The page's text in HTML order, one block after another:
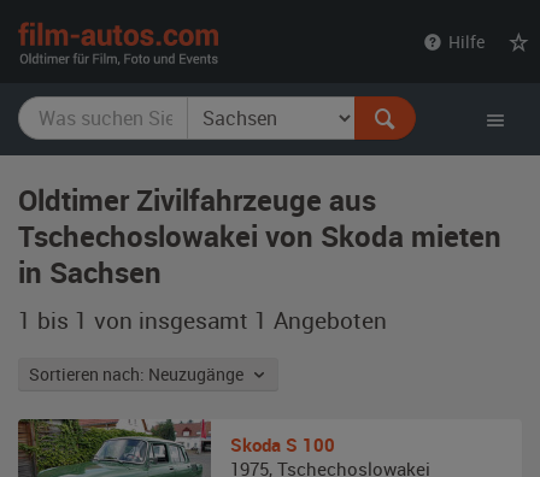
Hilfe
Oldtimer Zivilfahrzeuge aus
Tschechoslowakei von Skoda mieten
in Sachsen
1 bis 1 von insgesamt 1 Angeboten
Sortieren nach: Neuzugänge
Skoda S 100
1975, Tschechoslowakei